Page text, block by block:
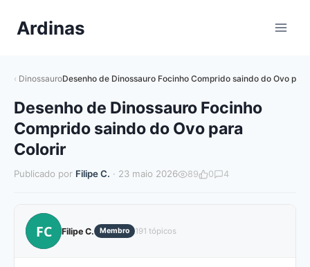
paraArdinas
DinossauroDesenho de Dinossauro Focinho Comprido saindo do Ovo
Desenho de Dinossauro Focinho
Comprido saindo do Ovo para
Colorir
Publicado por Filipe C. · 23 maio 2026 89 0 4
FC Filipe C. Membro 191 tópicos